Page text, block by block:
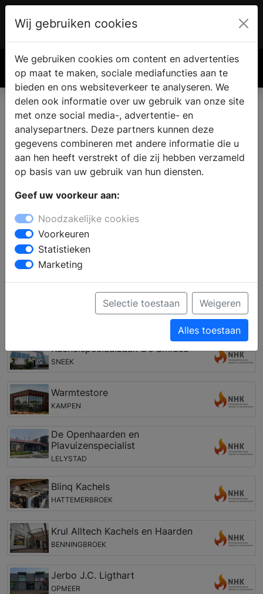
€ 0.00
Koop een haard of kachel in
Eesterga
elke woning. Woont u in de omgeving van Eesterga?
Dan kunt u bij een haardenspecialist terecht voor
inspiratie en deskundig advies. In de showroom heeft
u de mogelijkheid om verschillende modellen te
bezichtigen, of het nu gaat om een open haard, een
gashaard, een tunnelhaard, een pellet kachel of een
cv houthaard. Zo kunt u een eigen haard vinden, die
past bij uw woning, interieur en budget.
Open haarden winkel in de regio Eesterga
Kachelspeciaalzaak De Smidse
SNEEK
Warmtestore
KAMPEN
De Openhaarden en
Plavuizenspecialist
LELYSTAD
Blinq Kachels
HATTEMERBROEK
Krul Alltech Kachels en Haarden
BENNINGBROEK
Jerbo J.C. Ligthart
OPMEER
Wij gebruiken cookies
We gebruiken cookies om content en advertenties
op maat te maken, sociale mediafuncties aan te
bieden en ons websiteverkeer te analyseren. We
delen ook informatie over uw gebruik van onze site
met onze social media-, advertentie- en
analysepartners. Deze partners kunnen deze
gegevens combineren met andere informatie die u
aan hen heeft verstrekt of die zij hebben verzameld
op basis van uw gebruik van hun diensten.
Geef uw voorkeur aan:
Noodzakelijke cookies
Voorkeuren
Statistieken
Marketing
Selectie toestaan Weigeren
Alles toestaan